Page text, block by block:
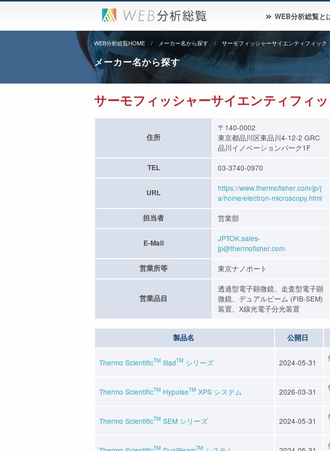
WEB分析総覧と
WEB分析総覧HOME メーカー名から探す サーモフィッシャーサイエンティフィッ
メーカー名から探す
サーモフィッシャーサイエンティフィ
住所
〒140-0002
東京都品川区東品川4-12-2 GRC
品川イノベーションパーク1F
TEL 03-3740-0970
URL
https://www.thermofisher.com/jp/j
a/home/electron-microscopy.html
担当者 営業部
E-Mail
JPTOK.sales-
jp@thermofisher.com
営業所等 東京ナノポート
営業品目
透過型電子顕微鏡、走査型電子顕
微鏡、デュアルビーム (FIB-SEM)
装置、X線光電子分光装置
製品名 公開日
Thermo ScientificTM IliadTM シリーズ 2024-05-31
Thermo ScientificTM HypulseTM XPS システム 2026-03-31
Thermo ScientificTM SEM シリーズ 2024-05-31
TM TM